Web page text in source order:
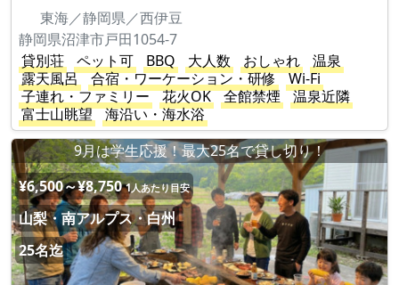
東海／静岡県／西伊豆
静岡県沼津市戸田1054-7
貸別荘
ペット可 BBQ 大人数 おしゃれ
温泉
露天風呂
合宿・ワーケーション・研修
Wi-Fi
子連れ・ファミリー
花火OK 全館禁煙
温泉近隣
富士山眺望
海沿い・海水浴
9月は学生応援！最大25名で貸し切り！
¥6,500～¥8,750 1人あたり目安
山梨・南アルプス・白州
25名迄